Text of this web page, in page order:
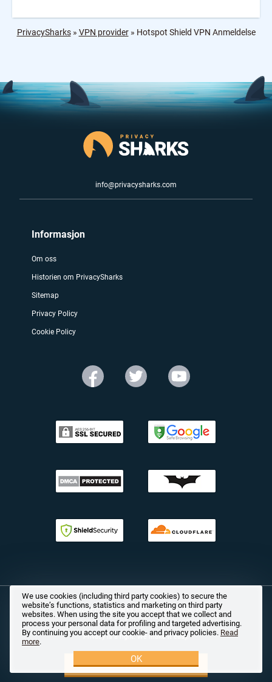
Prøv nå!
PrivacySharks» VPN provider» Hotspot Shield VPN Anmeldelse
info@privacysharks.com
Informasjon
Om oss
Historien om PrivacySharks
Sitemap
Privacy Policy
Cookie Policy
© 2026 PrivacySharks.com All rights reserved
Privacy is a right. We make it easy.
We use cookies (including third party cookies) to secure the
website’s functions, statistics and marketing on third party
websites. When using the site you accept that we collect and
process your personal data for profiling and targeted advertising.
By continuing you accept our cookie- and privacy policies. Read
more.
OK